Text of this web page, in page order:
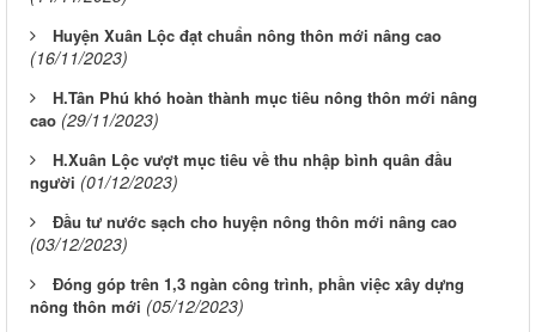
Huyện Xuân Lộc đạt chuẩn nông thôn mới nâng cao
(16/11/2023)
H.Tân Phú khó hoàn thành mục tiêu nông thôn mới nâng
cao (29/11/2023)
H.Xuân Lộc vượt mục tiêu về thu nhập bình quân đầu
người (01/12/2023)
Đầu tư nước sạch cho huyện nông thôn mới nâng cao
(03/12/2023)
Đóng góp trên 1,3 ngàn công trình, phần việc xây dựng
nông thôn mới (05/12/2023)